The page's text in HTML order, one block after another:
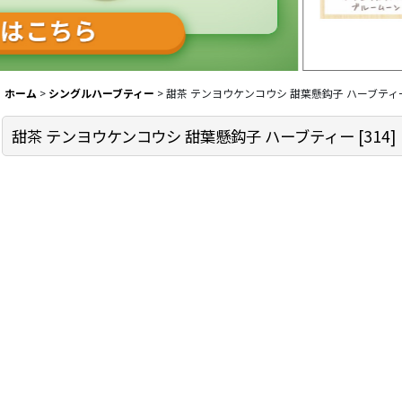
ホーム > シングルハーブティー >甜茶 テンヨウケンコウシ 甜葉懸鈎子 ハーブティ
甜茶 テンヨウケンコウシ 甜葉懸鈎子 ハーブティー [314]